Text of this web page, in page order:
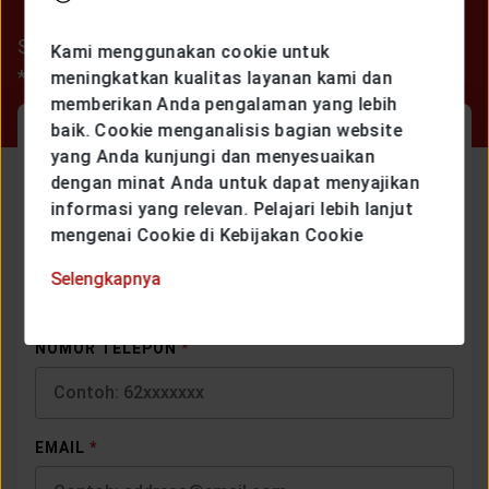
Silakan lengkapi informasi di bawah ini
*) Semua informasi wajib diisi
PILIH JENIS LAYANAN
Belum Jadi Nasabah
NAMA LENGKAP
NOMOR TELEPON*
EMAIL *
Kami menggunakan cookie untuk
meningkatkan kualitas layanan kami dan
memberikan Anda pengalaman yang lebih
baik. Cookie menganalisis bagian website
yang Anda kunjungi dan menyesuaikan
dengan minat Anda untuk dapat menyajikan
informasi yang relevan. Pelajari lebih lanjut
mengenai Cookie di Kebijakan Cookie
Selengkapnya